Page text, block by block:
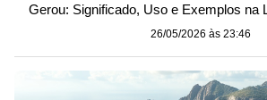
Gerou: Significado, Uso e Exemplos na
26/05/2026 às 23:46